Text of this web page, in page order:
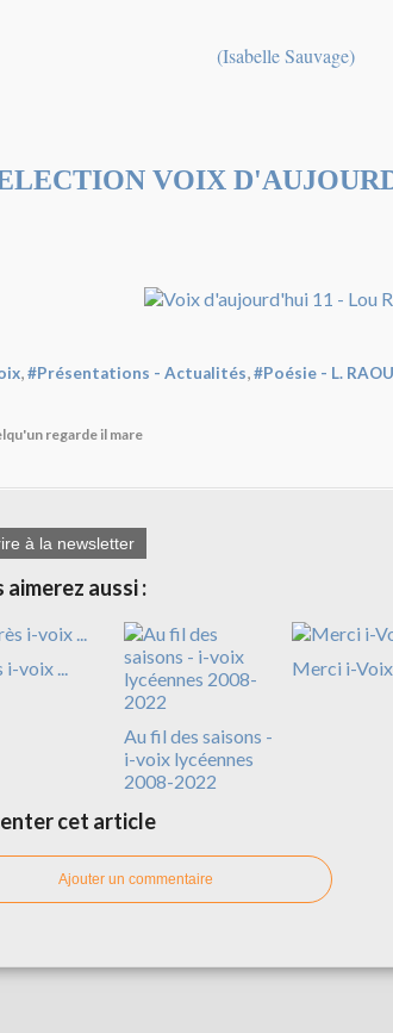
(Isabelle Sauvage)
VOIX
,#Présentations - Actualités,#Poésie - L.
regarde il mare
à la newsletter
aimerez aussi :
voix ...
Au fil des saisons -
i-voix lycéennes
2008-2022
Merci i-
cet article
Ajouter un commentaire